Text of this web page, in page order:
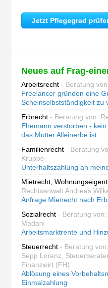
Jetzt Pflegegrad
Neues auf Frag-
Arbeitsrecht - Beratung
Freelancer gründen eine
Scheinselbstständigkeit zu
Erbrecht - Beratung von:
Ehemann verstorben -
das Mutter Alleinerbe ist
Familienrecht - Beratung
Kruppe
Unterhaltszahlung an
Mietrecht,
Rechtsanwalt Andreas
Anfrage Mietrecht nach
Sozialrecht - Beratung
Madani
Arbeitsmarktrente und
Steuerrecht - Beratung
Sepp Lorenz,
Finanzwirt (FH)
Ablösung eines
Einmalzahlung